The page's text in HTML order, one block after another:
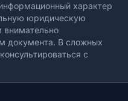
характер
юридическую
документа. В сложных
с